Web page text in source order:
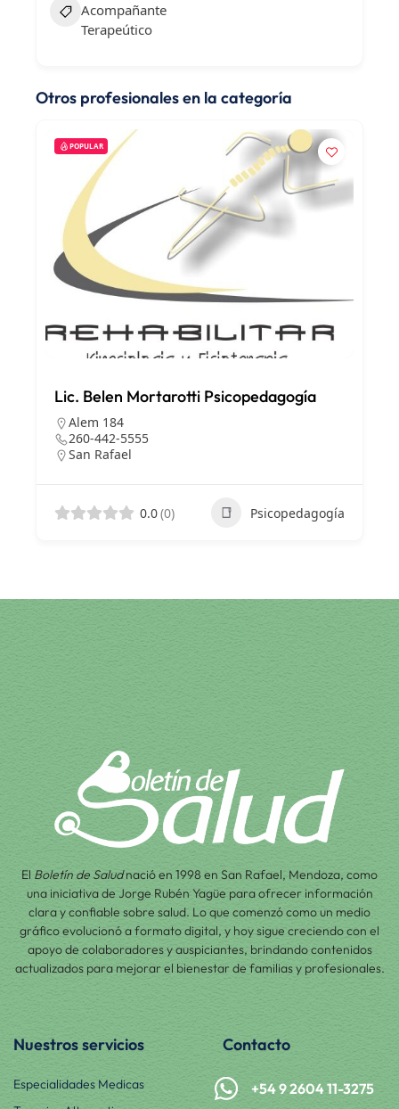
Acompañante
Terapeútico
Otros profesionales en la categoría
POPULAR
Lic. Belen Mortarotti Psicopedagogía
Alem 184
260-442-5555
San Rafael
0.0(0) Psicopedagogía
El Boletín de Saludnació en 1998 en San Rafael, Mendoza, como
una iniciativa de Jorge Rubén Yagüe para ofrecer información
clara y confiable sobre salud. Lo que comenzó como un medio
gráfico evolucionó a formato digital, y hoy sigue creciendo con el
apoyo de colaboradores y auspiciantes, brindando contenidos
actualizados para mejorar el bienestar de familias y profesionales.
Nuestros servicios
Especialidades Medicas
Contacto
+54 9 2604 11-3275